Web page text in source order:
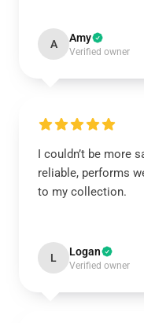
A Amy
Verified owner
I couldn’t be more
reliable, performs
to my collection.
L Logan
Verified owner